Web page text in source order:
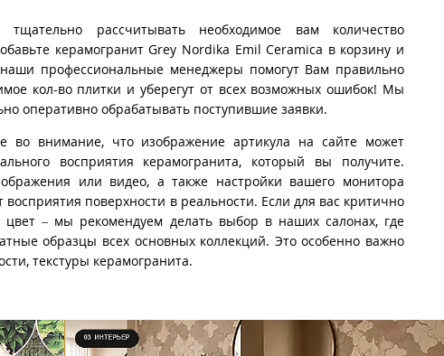
тщательно рассчитывать необходимое вам количество
керамогранит Grey Nordika Emil Ceramica в корзину и
профессиональные менеджеры помогут Вам правильно
кол-во плитки и уберегут от всех возможных ошибок! Мы
оперативно обрабатывать поступившие заявки.
во внимание, что изображение артикула на сайте может
восприятия керамогранита, который вы получите.
или видео, а также настройки вашего монитора
восприятия поверхности в реальности. Если для вас критично
цвет – мы рекомендуем делать выбор в наших салонах, где
образцы всех основных коллекций. Это особенно важно
текстуры керамогранита.